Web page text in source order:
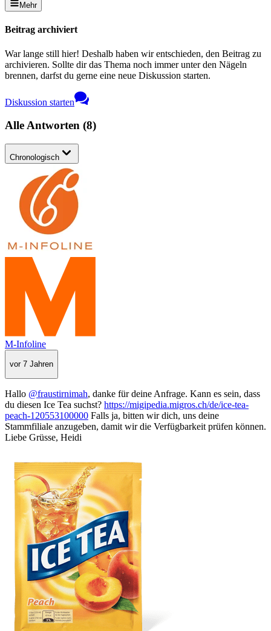
Mehr
Beitrag archiviert
War lange still hier! Deshalb haben wir entschieden, den Beitrag zu
archivieren. Sollte dir das Thema noch immer unter den Nägeln
brennen, darfst du gerne eine neue Diskussion starten.
Diskussion starten
Alle Antworten (8)
Chronologisch
M-Infoline
vor 7 Jahren
Hallo @fraustirnimah, danke für deine Anfrage. Kann es sein, dass
du diesen Ice Tea suchst? https://migipedia.migros.ch/de/ice-tea-
peach-120553100000 Falls ja, bitten wir dich, uns deine
Stammfiliale anzugeben, damit wir die Verfügbarkeit prüfen können.
Liebe Grüsse, Heidi